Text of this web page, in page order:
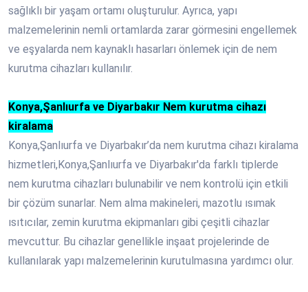
sağlıklı bir yaşam ortamı oluşturulur. Ayrıca, yapı
malzemelerinin nemli ortamlarda zarar görmesini engellemek
ve eşyalarda nem kaynaklı hasarları önlemek için de nem
kurutma cihazları kullanılır.
Konya,Şanlıurfa ve Diyarbakır Nem kurutma cihazı
kiralama
Konya,Şanlıurfa ve Diyarbakır’da nem kurutma cihazı kiralama
hizmetleri,Konya,Şanlıurfa ve Diyarbakır'da farklı tiplerde
nem kurutma cihazları bulunabilir ve nem kontrolü için etkili
bir çözüm sunarlar. Nem alma makineleri, mazotlu ısımak
ısıtıcılar, zemin kurutma ekipmanları gibi çeşitli cihazlar
mevcuttur. Bu cihazlar genellikle inşaat projelerinde de
kullanılarak yapı malzemelerinin kurutulmasına yardımcı olur.